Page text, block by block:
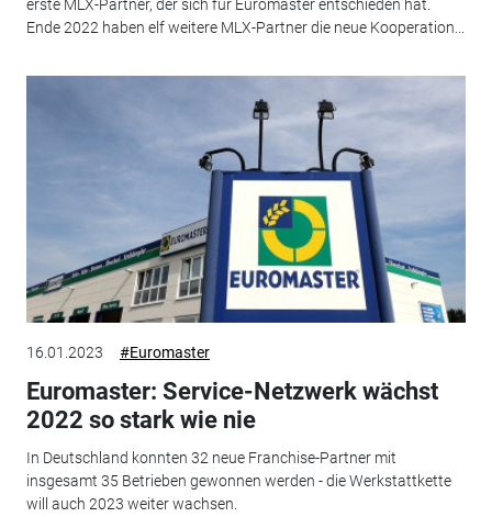
erste MLX-Partner, der sich für Euromaster entschieden hat.
Ende 2022 haben elf weitere MLX-Partner die neue Kooperation...
16.01.2023 #Euromaster
Euromaster: Service-Netzwerk wächst
2022 so stark wie nie
In Deutschland konnten 32 neue Franchise-Partner mit
insgesamt 35 Betrieben gewonnen werden - die Werkstattkette
will auch 2023 weiter wachsen.